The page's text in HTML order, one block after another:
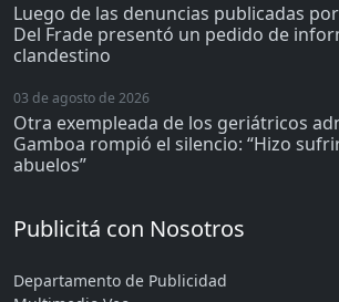
Luego de las denuncias publicadas
Del Frade presentó un pedido de
clandestino
03 de agosto de 2026
Otra exempleada de los geriátricos
Gamboa rompió el silencio: “Hizo
abuelos”
Publicitá con Nosotros
Departamento de Publicidad